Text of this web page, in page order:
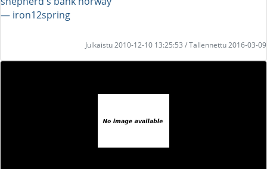
― iron12spring
Julkaistu 2010-12-10 13:25:53 / Tallennettu 2016-03-09